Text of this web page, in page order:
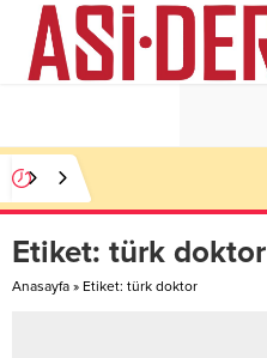
Etiket: türk doktor
Anasayfa » Etiket: türk doktor